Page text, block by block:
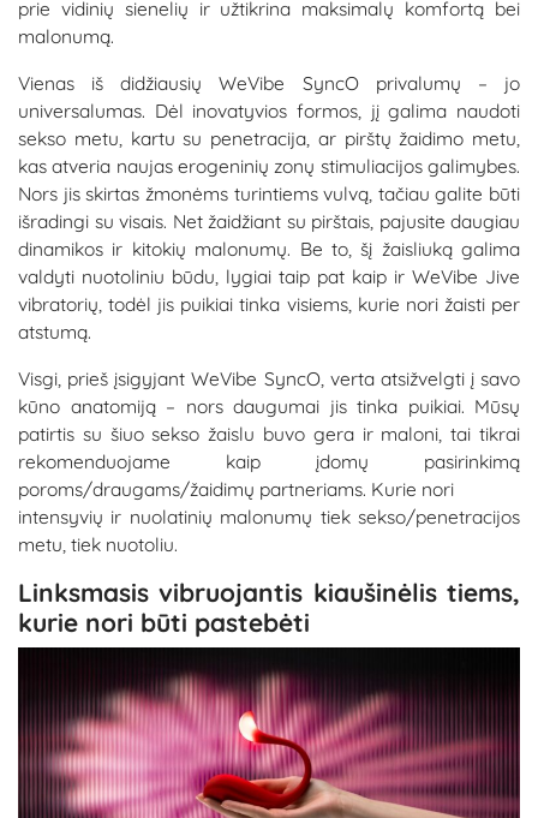
prie vidinių sienelių ir užtikrina maksimalų komfortą bei
malonumą.
Vienas iš didžiausių WeVibe SyncO privalumų – jo
universalumas. Dėl inovatyvios formos, jį galima naudoti
sekso metu, kartu su penetracija, ar pirštų žaidimo metu,
kas atveria naujas erogeninių zonų stimuliacijos galimybes.
Nors jis skirtas žmonėms turintiems vulvą, tačiau galite būti
išradingi su visais. Net žaidžiant su pirštais, pajusite daugiau
dinamikos ir kitokių malonumų. Be to, šį žaisliuką galima
valdyti nuotoliniu būdu, lygiai taip pat kaip ir WeVibe Jive
vibratorių, todėl jis puikiai tinka visiems, kurie nori žaisti per
atstumą.
Visgi, prieš įsigyjant WeVibe SyncO, verta atsižvelgti į savo
kūno anatomiją – nors daugumai jis tinka puikiai. Mūsų
patirtis su šiuo sekso žaislu buvo gera ir maloni, tai tikrai
rekomenduojame kaip įdomų pasirinkimą
poroms/draugams/žaidimų partneriams. Kurie nori
intensyvių ir nuolatinių malonumų tiek sekso/penetracijos
metu, tiek nuotoliu.
Linksmasis vibruojantis kiaušinėlis tiems,
kurie nori būti pastebėti